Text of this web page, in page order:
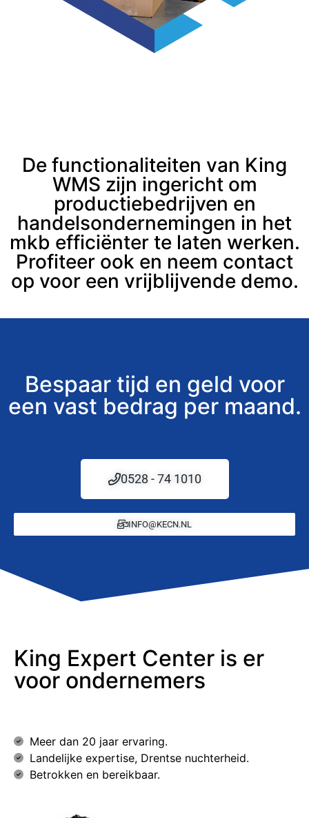
De functionaliteiten van King
WMS zijn ingericht om
productiebedrijven en
handelsondernemingen in het
mkb efficiënter te laten werken.
Profiteer ook en neem contact
op voor een vrijblijvende demo.
Bespaar tijd en geld voor
een vast bedrag per maand.
0528 - 74 1010
INFO@KECN.NL
King Expert Center is er
voor ondernemers
Meer dan 20 jaar ervaring.
Landelijke expertise, Drentse nuchterheid.
Betrokken en bereikbaar.